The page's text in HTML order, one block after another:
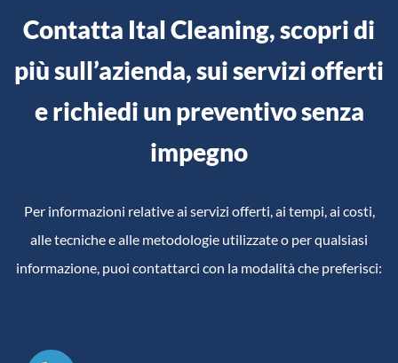
Contatta Ital Cleaning, scopri di
più sull’azienda, sui servizi offerti
e richiedi un preventivo senza
impegno
Per informazioni relative ai servizi offerti, ai tempi, ai costi,
alle tecniche e alle metodologie utilizzate o per qualsiasi
informazione, puoi contattarci con la modalità che preferisci: